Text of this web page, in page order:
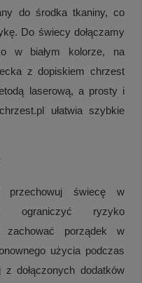
do środka tkaniny, co
Do świecy dołączamy
w białym kolorze, na
z dopiskiem chrzest
laserową, a prosty i
ułatwia szybkie
przechowuj świecę w
ograniczyć ryzyko
zachować porządek w
użycia podczas
dołączonych dodatków